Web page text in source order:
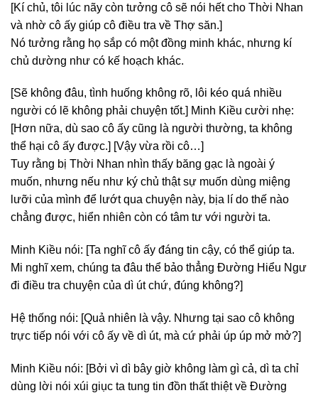
[Kí chủ, tôi lúc nãy còn tưởng cô sẽ nói hết cho Thời Nhan
và nhờ cô ấy giúp cô điều tra về Thợ săn.]
Nó tưởng rằng họ sắp có một đồng minh khác, nhưng kí
chủ dường như có kế hoạch khác.
[Sẽ không đâu, tình huống không rõ, lôi kéo quá nhiều
người có lẽ không phải chuyện tốt.] Minh Kiều cười nhẹ:
[Hơn nữa, dù sao cô ấy cũng là người thường, ta không
thể hại cô ấy được.] [Vậy vừa rồi cô…]
Tuy rằng bị Thời Nhan nhìn thấy băng gạc là ngoài ý
muốn, nhưng nếu như ký chủ thật sự muốn dùng miệng
lưỡi của mình để lướt qua chuyện này, bịa lí do thế nào
chẳng được, hiển nhiên còn có tâm tư với người ta.
Minh Kiều nói: [Ta nghĩ cô ấy đáng tin cậy, có thể giúp ta.
Mi nghĩ xem, chúng ta đâu thể bảo thẳng Đường Hiểu Ngư
đi điều tra chuyện của dì út chứ, đúng không?]
Hệ thống nói: [Quả nhiên là vậy. Nhưng tại sao cô không
trực tiếp nói với cô ấy về dì út, mà cứ phải úp úp mở mở?]
Minh Kiều nói: [Bởi vì dì bây giờ không làm gì cả, dì ta chỉ
dùng lời nói xúi giục ta tung tin đồn thất thiệt về Đường